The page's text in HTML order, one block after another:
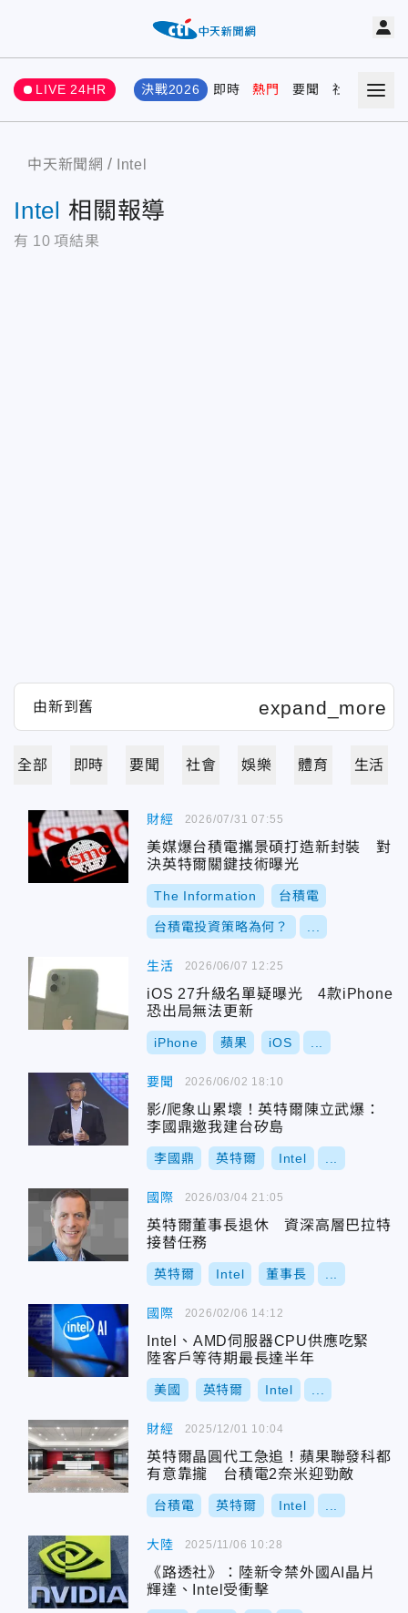
LIVE 24HR 決戰2026 即時 熱門 要聞 社會 娛樂
中天新聞網 Intel
Intel 相關報導
有 10 項結果
全部 即時 要聞 社會 娛樂 體育 生活
財經
美媒爆台積電攜景碩打造新封裝 對
決英特爾關鍵技術曝光
The Information 台積電
台積電投資策略為何？
2026/07/31 07:55
生活
iOS 27升級名單疑曝光 4款iPhone
恐出局無法更新
iPhone 蘋果 iOS
2026/06/07 12:25
要聞
影/爬象山累壞！英特爾陳立武爆：
李國鼎邀我建台矽島
李國鼎 英特爾 Intel
2026/06/02 18:10
國際
英特爾董事長退休 資深高層巴拉特
接替任務
英特爾 Intel 董事長
2026/03/04 21:05
國際
Intel、AMD伺服器CPU供應吃緊
陸客戶等待期最長達半年
美國 英特爾 Intel
2026/02/06 14:12
財經
英特爾晶圓代工急追！蘋果聯發科都
有意靠攏 台積電2奈米迎勁敵
台積電 英特爾 Intel
2025/12/01 10:04
大陸
《路透社》：陸新令禁外國AI晶片
輝達、Intel受衝擊
2025/11/06 10:28